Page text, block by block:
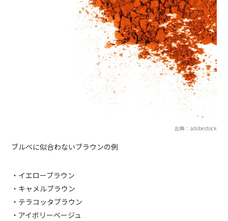
出典：adobestock
ブルベに似合わないブラウンの例
・イエローブラウン
・キャメルブラウン
・テラコッタブラウン
・アイボリーベージュ